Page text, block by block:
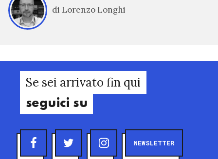
di Lorenzo Longhi
Se sei arrivato fin qui
seguici su
NEWSLETTER